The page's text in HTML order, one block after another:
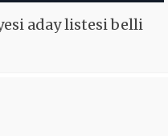
aday listesi belli